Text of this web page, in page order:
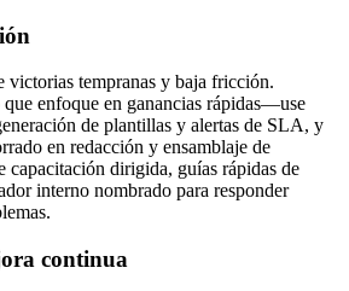
victorias tempranas y baja fricción.
enfoque en ganancias rápidas—use
de plantillas y alertas de SLA, y
en redacción y ensamblaje de
capacitación dirigida, guías rápidas de
interno nombrado para responder
continua